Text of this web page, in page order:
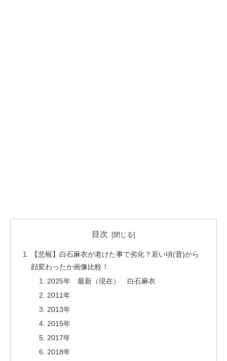
目次
【悲報】白石麻衣が老けた事で劣化？若い頃(昔)から
顔変わったか画像比較！
2025年 最新（現在） 白石麻衣
2011年
2013年
2015年
2017年
2018年